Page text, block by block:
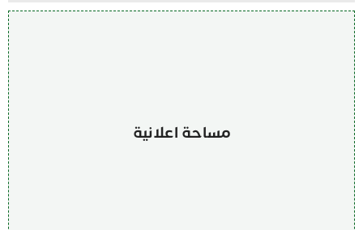
مساحة اعلانية